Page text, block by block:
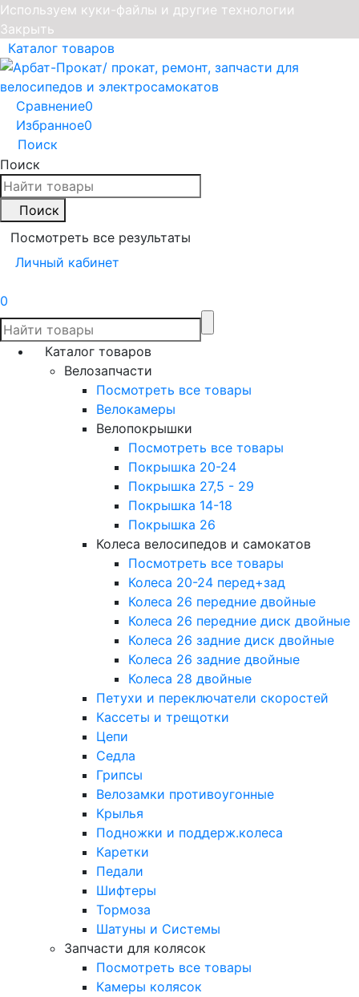
Используем куки-файлы и другие технологии
Закрыть
Каталог товаров
Сравнение0
Избранное0
Поиск
Поиск
Поиск
Посмотреть все результаты
Личный кабинет
0
Каталог товаров
Велозапчасти
Посмотреть все товары
Велокамеры
Велопокрышки
Посмотреть все товары
Покрышка 20-24
Покрышка 27,5 - 29
Покрышка 14-18
Покрышка 26
Колеса велосипедов и самокатов
Посмотреть все товары
Колеса 20-24 перед+зад
Колеса 26 передние двойные
Колеса 26 передние диск двойные
Колеса 26 задние диск двойные
Колеса 26 задние двойные
Колеса 28 двойные
Петухи и переключатели скоростей
Кассеты и трещотки
Цепи
Седла
Грипсы
Велозамки противоугонные
Крылья
Подножки и поддерж.колеса
Каретки
Педали
Шифтеры
Тормоза
Шатуны и Системы
Запчасти для колясок
Посмотреть все товары
Камеры колясок